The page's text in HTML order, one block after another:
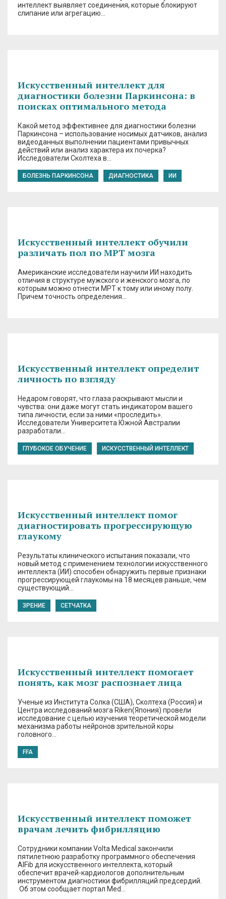
интеллект выявляет соединения, которые блокируют
слипание или агрегацию…
Искусственный интеллект для
диагностики болезни Паркинсона: в
поисках оптимального метода
Какой метод эффективнее для диагностики болезни
Паркинсона – использование носимых датчиков, анализ
видеоданных выполнении пациентами привычных
действий или анализ характера их почерка?
Исследователи Сколтеха в…
БОЛЕЗНЬ ПАРКИНСОНА ДИАГНОСТИКА ИИ
Искусственный интеллект обучили
различать пол по МРТ мозга
Американские исследователи научили ИИ находить
отличия в структуре мужского и женского мозга, по
которым можно отнести МРТ к тому или иному полу.
Причем точность определения…
Искусственный интеллект определит
личность по взгляду
Недаром говорят, что глаза раскрывают мысли и
чувства: они даже могут стать индикатором вашего
типа личности, если за ними «проследить».
Исследователи Университета Южной Австралии
разработали…
ГЛУБОКОЕ ОБУЧЕНИЕ ИСКУССТВЕННЫЙ ИНТЕЛЛЕКТ
Искусственный интеллект помог
диагностировать прогрессирующую
глаукому
Результаты клинического испытания показали, что
новый метод с применением технологии искусственного
интеллекта (ИИ) способен обнаружить первые признаки
прогрессирующей глаукомы на 18 месяцев раньше, чем
существующий…
ЗРЕНИЕ СЕТЧАТКА
Искусственный интеллект помогает
понять, как мозг распознает лица
Ученые из Института Солка (США), Сколтеха (Россия) и
Центра исследований мозга Riken(Япония) провели
исследование с целью изучения теоретической модели
механизма работы нейронов зрительной коры
головного…
FFA
Искусственный интеллект поможет
врачам лечить фибрилляцию
Сотрудники компании Volta Medical закончили
пятилетнюю разработку программного обеспечения
AIFib для искусственного интеллекта, который
обеспечит врачей-кардиологов дополнительным
инструментом диагностики фибрилляций предсердий.
Об этом сообщает портал Med…